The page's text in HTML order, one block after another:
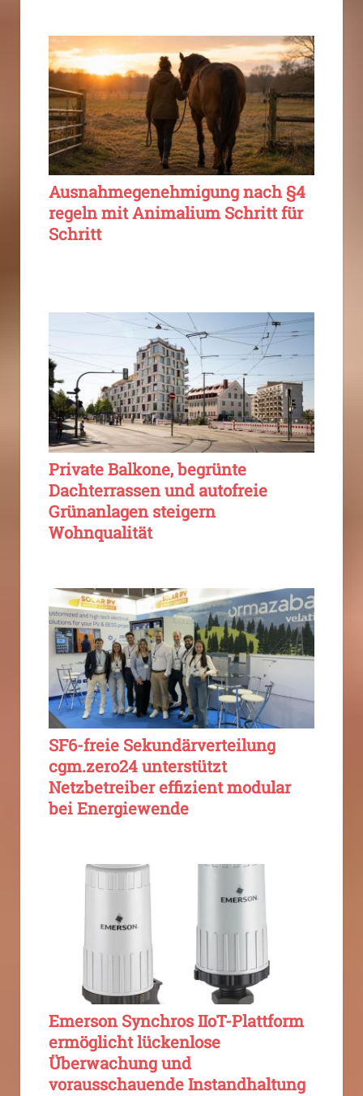
Ausnahmegenehmigung nach §4
regeln mit Animalium Schritt für
Schritt
Private Balkone, begrünte
Dachterrassen und autofreie
Grünanlagen steigern
Wohnqualität
SF6-freie Sekundärverteilung
cgm.zero24 unterstützt
Netzbetreiber effizient modular
bei Energiewende
Emerson Synchros IIoT-Plattform
ermöglicht lückenlose
Überwachung und
vorausschauende Instandhaltung